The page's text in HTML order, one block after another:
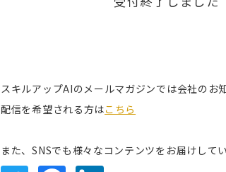
スキルアップAIのメールマガジンでは会社のお
配信を希望される方はこちら
また、SNSでも様々なコンテンツをお届けし